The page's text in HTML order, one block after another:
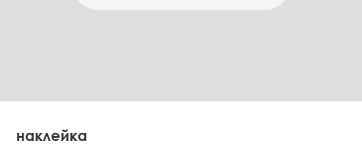
наклейка